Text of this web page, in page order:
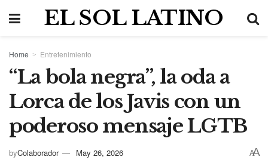
EL SOL LATINO
Home Entretenimiento
“La bola negra”, la oda a
Lorca de los Javis con un
poderoso mensaje LGTB
byColaborador May 26, 2026 AA